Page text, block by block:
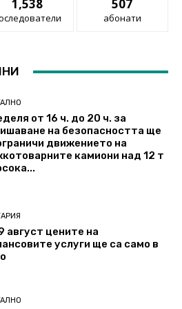
1,538 507
абонати
от 16 ч. до 20 ч. за
на безопасността ще
движението на
камиони над 12 т
август цените на
услуги ще са само в